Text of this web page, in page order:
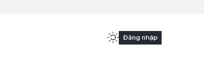
Đăng nhập